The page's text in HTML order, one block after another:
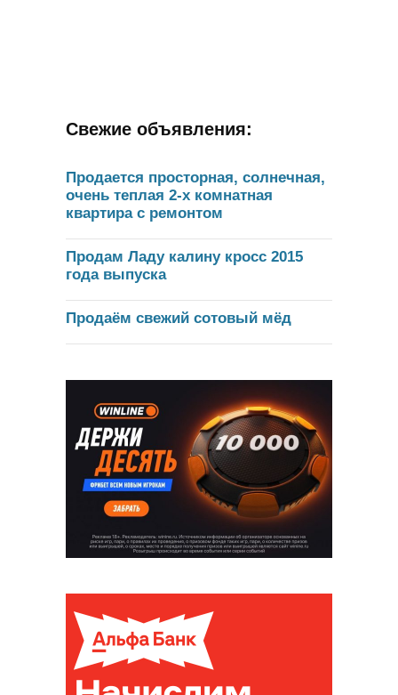
Свежие объявления:
Продается просторная, солнечная,
очень теплая 2-х комнатная
квартира с ремонтом
Продам Ладу калину кросс 2015
года выпуска
Продаём свежий сотовый мёд